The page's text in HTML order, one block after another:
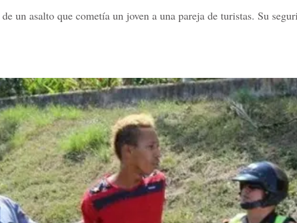
un asalto que cometía un joven a una pareja de turistas. Su